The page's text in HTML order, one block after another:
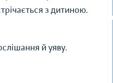
з дитиною.
й уяву.